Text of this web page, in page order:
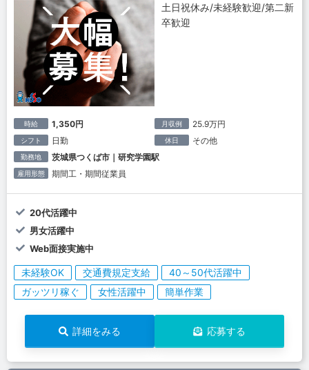
土日祝休み/未経験歓迎/第二新
卒歓迎
時給 1,350円 月収例 25.9万円
シフト 日勤 休日 その他
勤務地 茨城県つくば市｜研究学園駅
雇用形態 期間工・期間従業員
20代活躍中
男女活躍中
Web面接実施中
未経験OK 交通費規定支給
40～50代活躍中
ガッツリ稼ぐ
女性活躍中 簡単作業
詳細をみる 応募する